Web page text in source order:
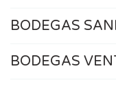
BODEGAS
BODEGAS